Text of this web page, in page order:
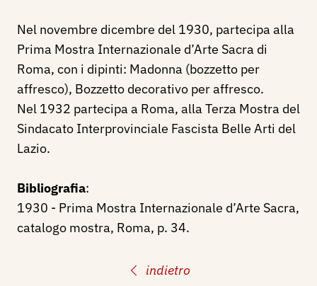
indietro
Nel novembre dicembre del 1930, partecipa alla
Prima Mostra Internazionale d’Arte Sacra di
Roma, con i dipinti: Madonna (bozzetto per
affresco), Bozzetto decorativo per affresco.
Nel 1932 partecipa a Roma, alla Terza Mostra del
Sindacato Interprovinciale Fascista Belle Arti del
Lazio.
Bibliografia:
1930 - Prima Mostra Internazionale d’Arte Sacra,
catalogo mostra, Roma, p. 34.